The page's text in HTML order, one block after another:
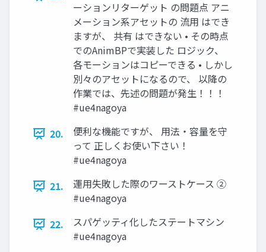
ーションリターゲット の問題点 アニ
メーション系アセットの 流用 はでき
ますが、 共有 はできない • その時点
でのAnimBPで実装した ロジック、
各モーションはコピーできる • しかし
別々のアセットになるので、 以降の
作業では、先述の問題が発生！！！
#ue4nagoya
20.
便利な機能ですが、 用法・容量を守
って 正しくお使い下さい！
#ue4nagoya
21.
運用失敗した際のワーストケース ②
#ue4nagoya
22.
スパゲッティ化したステートマシン
#ue4nagoya